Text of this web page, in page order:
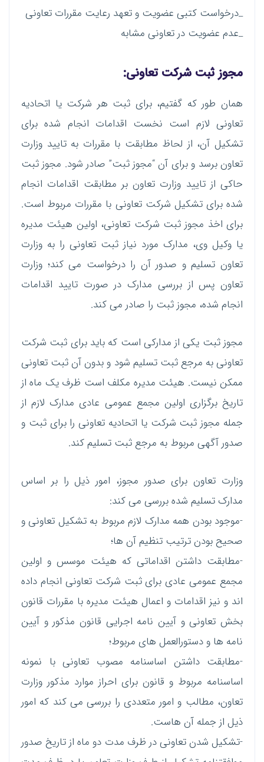
_درخواست کتبی عضویت و تعهد رعایت مقررات تعاونی
_عدم عضویت در تعاونی مشابه
مجوز ثبت شرکت تعاونی:
همان طور که گفتیم، برای ثبت هر شرکت یا اتحادیه
تعاونی لازم است نخست اقدامات انجام شده برای
تشکیل آن، از لحاظ مطابقت با مقررات به تایید وزارت
تعاون برسد و برای آن “مجوز ثبت” صادر شود. مجوز ثبت
حاکی از تایید وزارت تعاون بر مطابقت اقدامات انجام
شده برای تشکیل شرکت تعاونی با مقررات مربوط است.
برای اخذ مجوز ثبت شرکت تعاونی، اولین هیئت مدیره
یا وکیل وی، مدارک مورد نیاز ثبت تعاونی را به وزارت
تعاون تسلیم و صدور آن را درخواست می کند؛ وزارت
تعاون پس از بررسی مدارک در صورت تایید اقدامات
انجام شده، مجوز ثبت را صادر می کند.
مجوز ثبت یکی از مدارکی است که باید برای ثبت شرکت
تعاونی به مرجع ثبت تسلیم شود و بدون آن ثبت تعاونی
ممکن نیست. هیئت مدیره مکلف است ظرف یک ماه از
تاریخ برگزاری اولین مجمع عمومی عادی مدارک لازم از
جمله مجوز ثبت شرکت یا اتحادیه تعاونی را برای ثبت و
صدور آگهی مربوط به مرجع ثبت تسلیم کند.
وزارت تعاون برای صدور مجوز، امور ذیل را بر اساس
مدارک تسلیم شده بررسی می کند:
-موجود بودن همه مدارک لازم مربوط به تشکیل تعاونی و
صحیح بودن ترتیب تنظیم آن ها؛
-مطابقت داشتن اقداماتی که هیئت موسس و اولین
مجمع عمومی عادی برای ثبت شرکت تعاونی انجام داده
اند و نیز اقدامات و اعمال هیئت مدیره با مقررات قانون
بخش تعاونی و آیین نامه اجرایی قانون مذکور و آیین
نامه ها و دستورالعمل های مربوط؛
-مطابقت داشتن اساسنامه مصوب تعاونی با نمونه
اساسنامه مربوط و قانون برای احراز موارد مذکور وزارت
تعاون، مطالب و امور متعددی را بررسی می کند که امور
ذیل از جمله آن هاست.
-تشکیل شدن تعاونی در ظرف مدت دو ماه از تاریخ صدور